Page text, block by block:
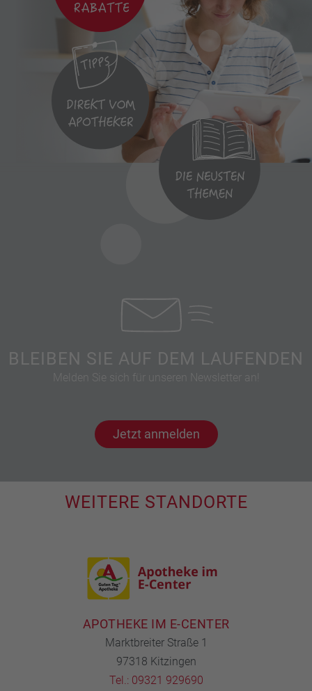
BLEIBEN SIE AUF DEM LAUFENDEN
Melden Sie sich für unseren Newsletter an!
Jetzt anmelden
WEITERE STANDORTE
APOTHEKE IM E-CENTER
Marktbreiter Straße 1
97318 Kitzingen
Tel.: 09321 929690